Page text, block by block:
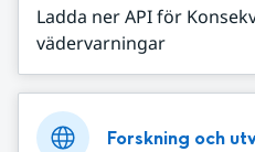
Ladda ner API för
vädervarningar
Forskning och